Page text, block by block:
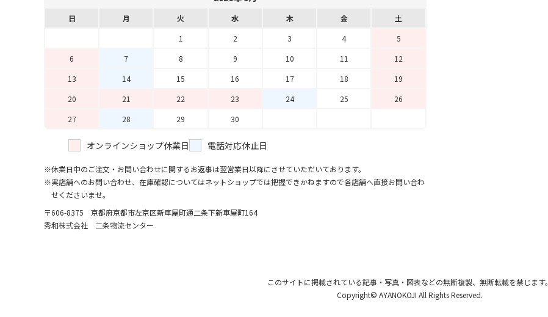
日 月 火 水 木 金
土
1
2 3 4
5
6
7 8 9 10 11
12
13
14 15 16 17 18
19
20
21 22 23 24 25
26
27
28 29 30
オンラインショップ休業日 電話対応休止日
休業日中のご注文・お問い合わせに関するお返事は翌営業日以降にさせていただいております。
実店舗へのお問い合わせ、在庫確認についてはネットショップでは把握できかねますので各店舗へ直接お問い合わ
せくださいませ。
〒606-8375 京都府京都市左京区新車屋町通二条下新車屋町164
秀和株式会社 二条物流センター
このサイトに掲載されている記事・写真・図表などの無断複製、無断転載を禁じます。
Copyright© AYANOKOJI All Rights Reserved.